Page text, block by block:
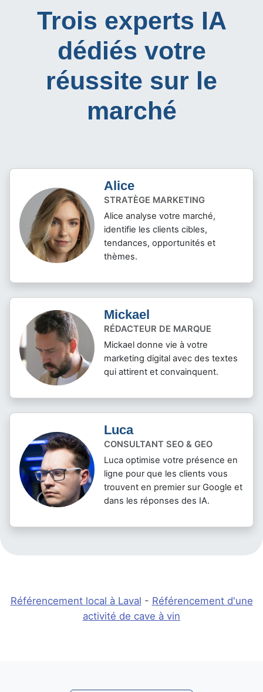
Trois experts IA
dédiés votre
réussite sur le
marché
Alice
STRATÈGE MARKETING
Alice analyse votre marché,
identifie les clients cibles,
tendances, opportunités et
thèmes.
Mickael
RÉDACTEUR DE MARQUE
Mickael donne vie à votre
marketing digital avec des textes
qui attirent et convainquent.
Luca
CONSULTANT SEO & GEO
Luca optimise votre présence en
ligne pour que les clients vous
trouvent en premier sur Google et
dans les réponses des IA.
Référencement local à Laval - Référencement d'une
activité de cave à vin